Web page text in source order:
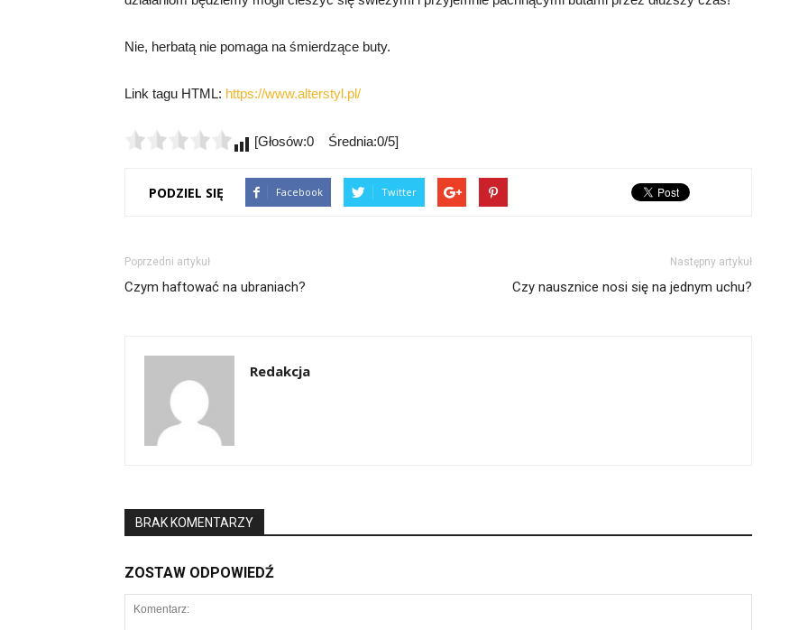
Nie, herbatą nie pomaga na śmierdzące buty.
Link tagu HTML: https://www.alterstyl.pl/
[Głosów:0 Średnia:0/5]
PODZIEL SIĘ Facebook Twitter
Poprzedni artykuł
Czym haftować na ubraniach?
Następny artykuł
Czy nausznice nosi się na jednym uchu?
Redakcja
BRAK KOMENTARZY
ZOSTAW ODPOWIEDŹ